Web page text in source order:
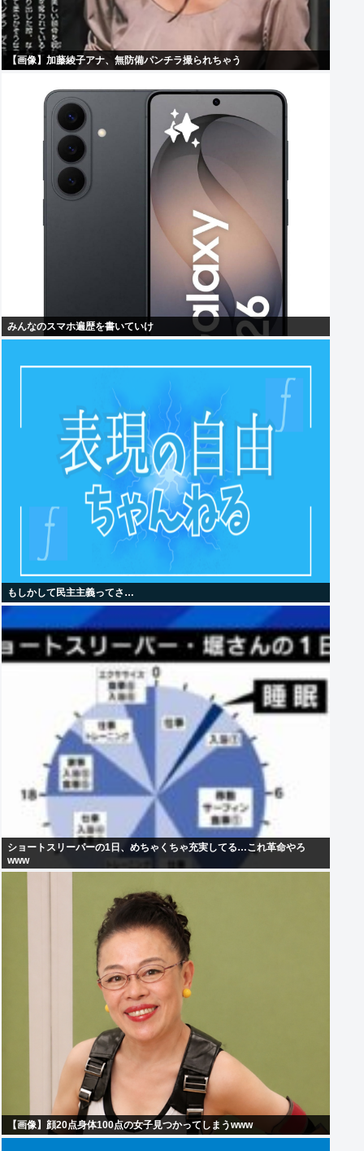
【画像】加藤綾子アナ、無防備パンチラ撮られちゃう
みんなのスマホ遍歴を書いていけ
もしかして民主主義ってさ…
ショートスリーパーの1日、めちゃくちゃ充実してる…これ革命やろ
www
【画像】顔20点身体100点の女子見つかってしまうwww